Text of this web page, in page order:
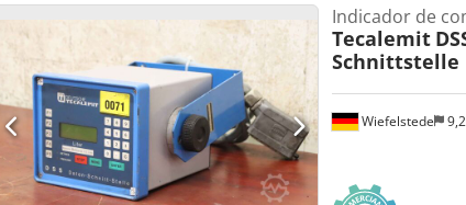
Wiefelstede
Indicador de
Tecalemit
Schnittstelle